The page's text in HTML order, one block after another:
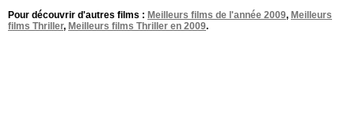
Pour découvrir d'autres films : Meilleurs films de l'année 2009, Meilleurs
films Thriller, Meilleurs films Thriller en 2009.